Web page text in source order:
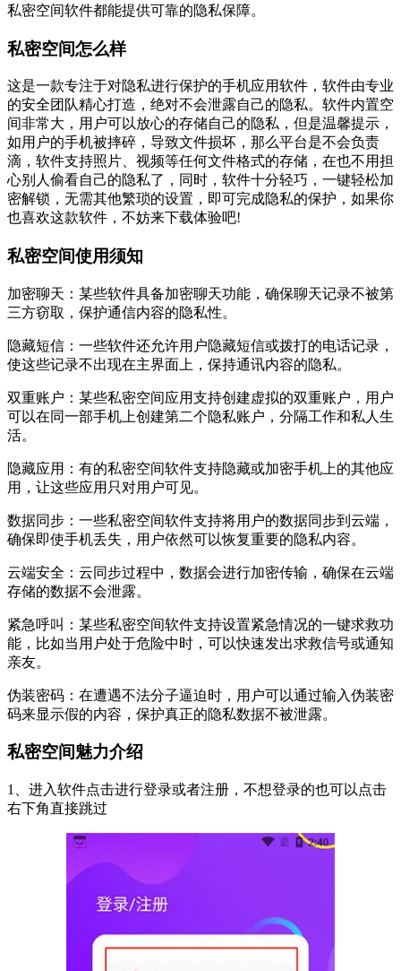
私密空间软件都能提供可靠的隐私保障。
私密空间怎么样
这是一款专注于对隐私进行保护的手机应用软件，软件由专业
的安全团队精心打造，绝对不会泄露自己的隐私。软件内置空
间非常大，用户可以放心的存储自己的隐私，但是温馨提示，
如用户的手机被摔碎，导致文件损坏，那么平台是不会负责
滴，软件支持照片、视频等任何文件格式的存储，在也不用担
心别人偷看自己的隐私了，同时，软件十分轻巧，一键轻松加
密解锁，无需其他繁琐的设置，即可完成隐私的保护，如果你
也喜欢这款软件，不妨来下载体验吧!
私密空间使用须知
加密聊天：某些软件具备加密聊天功能，确保聊天记录不被第
三方窃取，保护通信内容的隐私性。
隐藏短信：一些软件还允许用户隐藏短信或拨打的电话记录，
使这些记录不出现在主界面上，保持通讯内容的隐私。
双重账户：某些私密空间应用支持创建虚拟的双重账户，用户
可以在同一部手机上创建第二个隐私账户，分隔工作和私人生
活。
隐藏应用：有的私密空间软件支持隐藏或加密手机上的其他应
用，让这些应用只对用户可见。
数据同步：一些私密空间软件支持将用户的数据同步到云端，
确保即使手机丢失，用户依然可以恢复重要的隐私内容。
云端安全：云同步过程中，数据会进行加密传输，确保在云端
存储的数据不会泄露。
紧急呼叫：某些私密空间软件支持设置紧急情况的一键求救功
能，比如当用户处于危险中时，可以快速发出求救信号或通知
亲友。
伪装密码：在遭遇不法分子逼迫时，用户可以通过输入伪装密
码来显示假的内容，保护真正的隐私数据不被泄露。
私密空间魅力介绍
1、进入软件点击进行登录或者注册，不想登录的也可以点击
右下角直接跳过